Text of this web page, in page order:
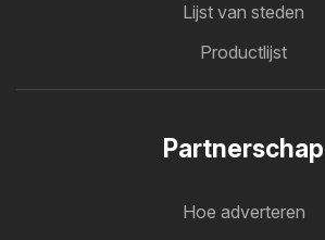
Lijst van steden
Productlijst
Partnerschap
Hoe adverteren